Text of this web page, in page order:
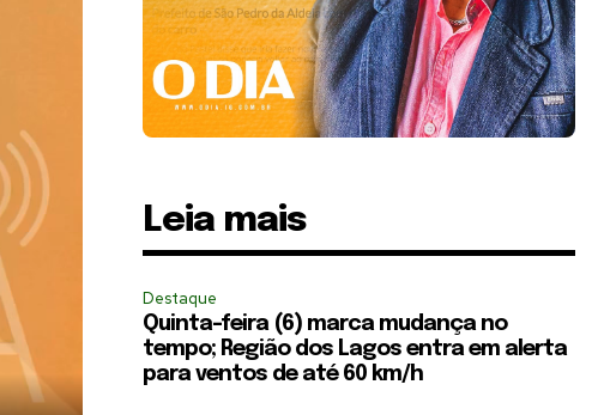
Leia mais
Destaque
Quinta-feira (6) marca mudança no
tempo; Região dos Lagos entra em alerta
para ventos de até 60 km/h